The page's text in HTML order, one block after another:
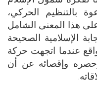
بالتنظيم الحركي،
هذا المعنى الشامل
الإسلامية الصحيحة
عندما اتجهت حركة
وإقصائه عن أن